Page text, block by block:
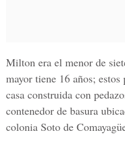
Milton era el menor de
mayor tiene 16 años;
casa construida con
contenedor de basura
colonia Soto de